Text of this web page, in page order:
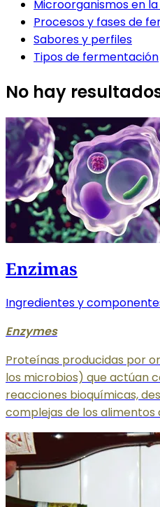
Microorganismos en
Procesos y fases de
Sabores y perfiles
Tipos de fermentación
No hay
Enzimas
Ingredientes y
Enzymes
Proteínas producidas por
los microbios) que actúan
reacciones bioquímicas,
complejas de los